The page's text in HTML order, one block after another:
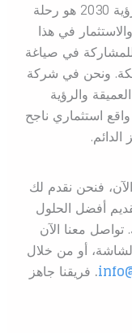
إن تحقيق أهداف التحول الرياضي وفق رؤية 2030 هو رحلة
في هذا
في صياغة
ونحن في شركة
والرؤية
استثماري ناجح
فنحن نقدم لك
أفضل الحلول
معنا الآن
أو من خلال
.فريقنا جاهز